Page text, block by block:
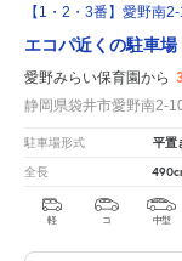
【1・2・3番】愛野南
エコパ近くの駐車
愛野みらい保育園から
静岡県袋井市愛野南2-
駐車場形式 平置
全長
軽 コ 中型